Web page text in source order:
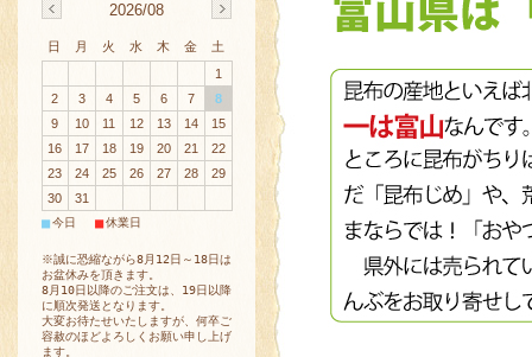
2026/08
日 月 火 水 木 金
土
1
2
3 4 5 6 7
8
9
10 11 12 13 14
15
16
17 18 19 20 21
22
23
24 25 26 27 28
29
30
31
■今日 ■休業日
※誠に恐縮ながら8月12日～18日は
お盆休みを頂きます。
8月10日以降のご注文は、19日以降
に順次発送となります。
大変お待たせいたしますが、何卒ご
容赦のほどよろしくお願い申し上げ
ます。